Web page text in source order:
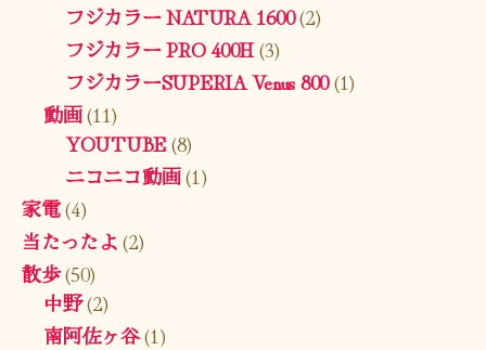
フジカラー NATURA 1600(2)
フジカラー PRO 400H(3)
フジカラーSUPERIA Venus 800(1)
動画(11)
YOUTUBE(8)
ニコニコ動画(1)
家電(4)
当たったよ(2)
散歩(50)
中野(2)
南阿佐ヶ谷(1)